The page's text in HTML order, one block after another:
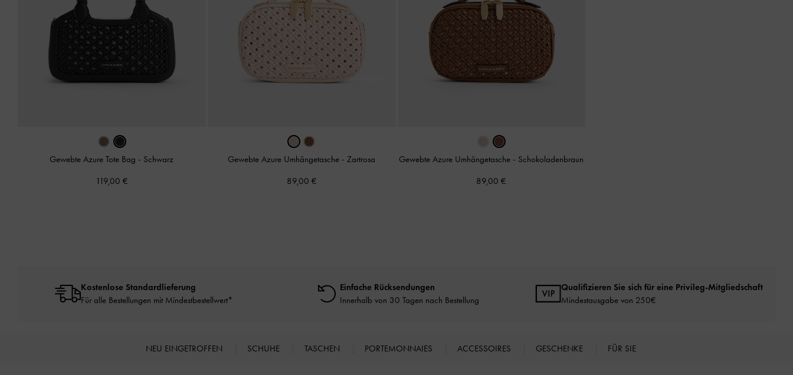
Gewebte Azure Tote Bag - Schwarz
119,00 €
Gewebte Azure Umhängetasche -Zartrosa
89,00 €
Gewebte Azure Umhängetasche - Schokoladenbraun
89,00 €
Kostenlose Standardlieferung
Für alle Bestellungen mit Mindestbestellwert*
Einfache Rücksendungen
Innerhalb von 30 Tagen nach Bestellung
Qualifizieren Sie sich für eine Privileg-Mitgliedschaft
Mindestausgabe von 250€
NEU EINGETROFFEN SCHUHE TASCHEN PORTEMONNAIES ACCESSOIRES GESCHENKE FÜR SIE